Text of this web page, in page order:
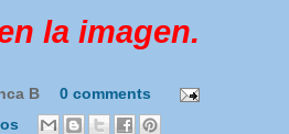
la imagen.
B
0 comments